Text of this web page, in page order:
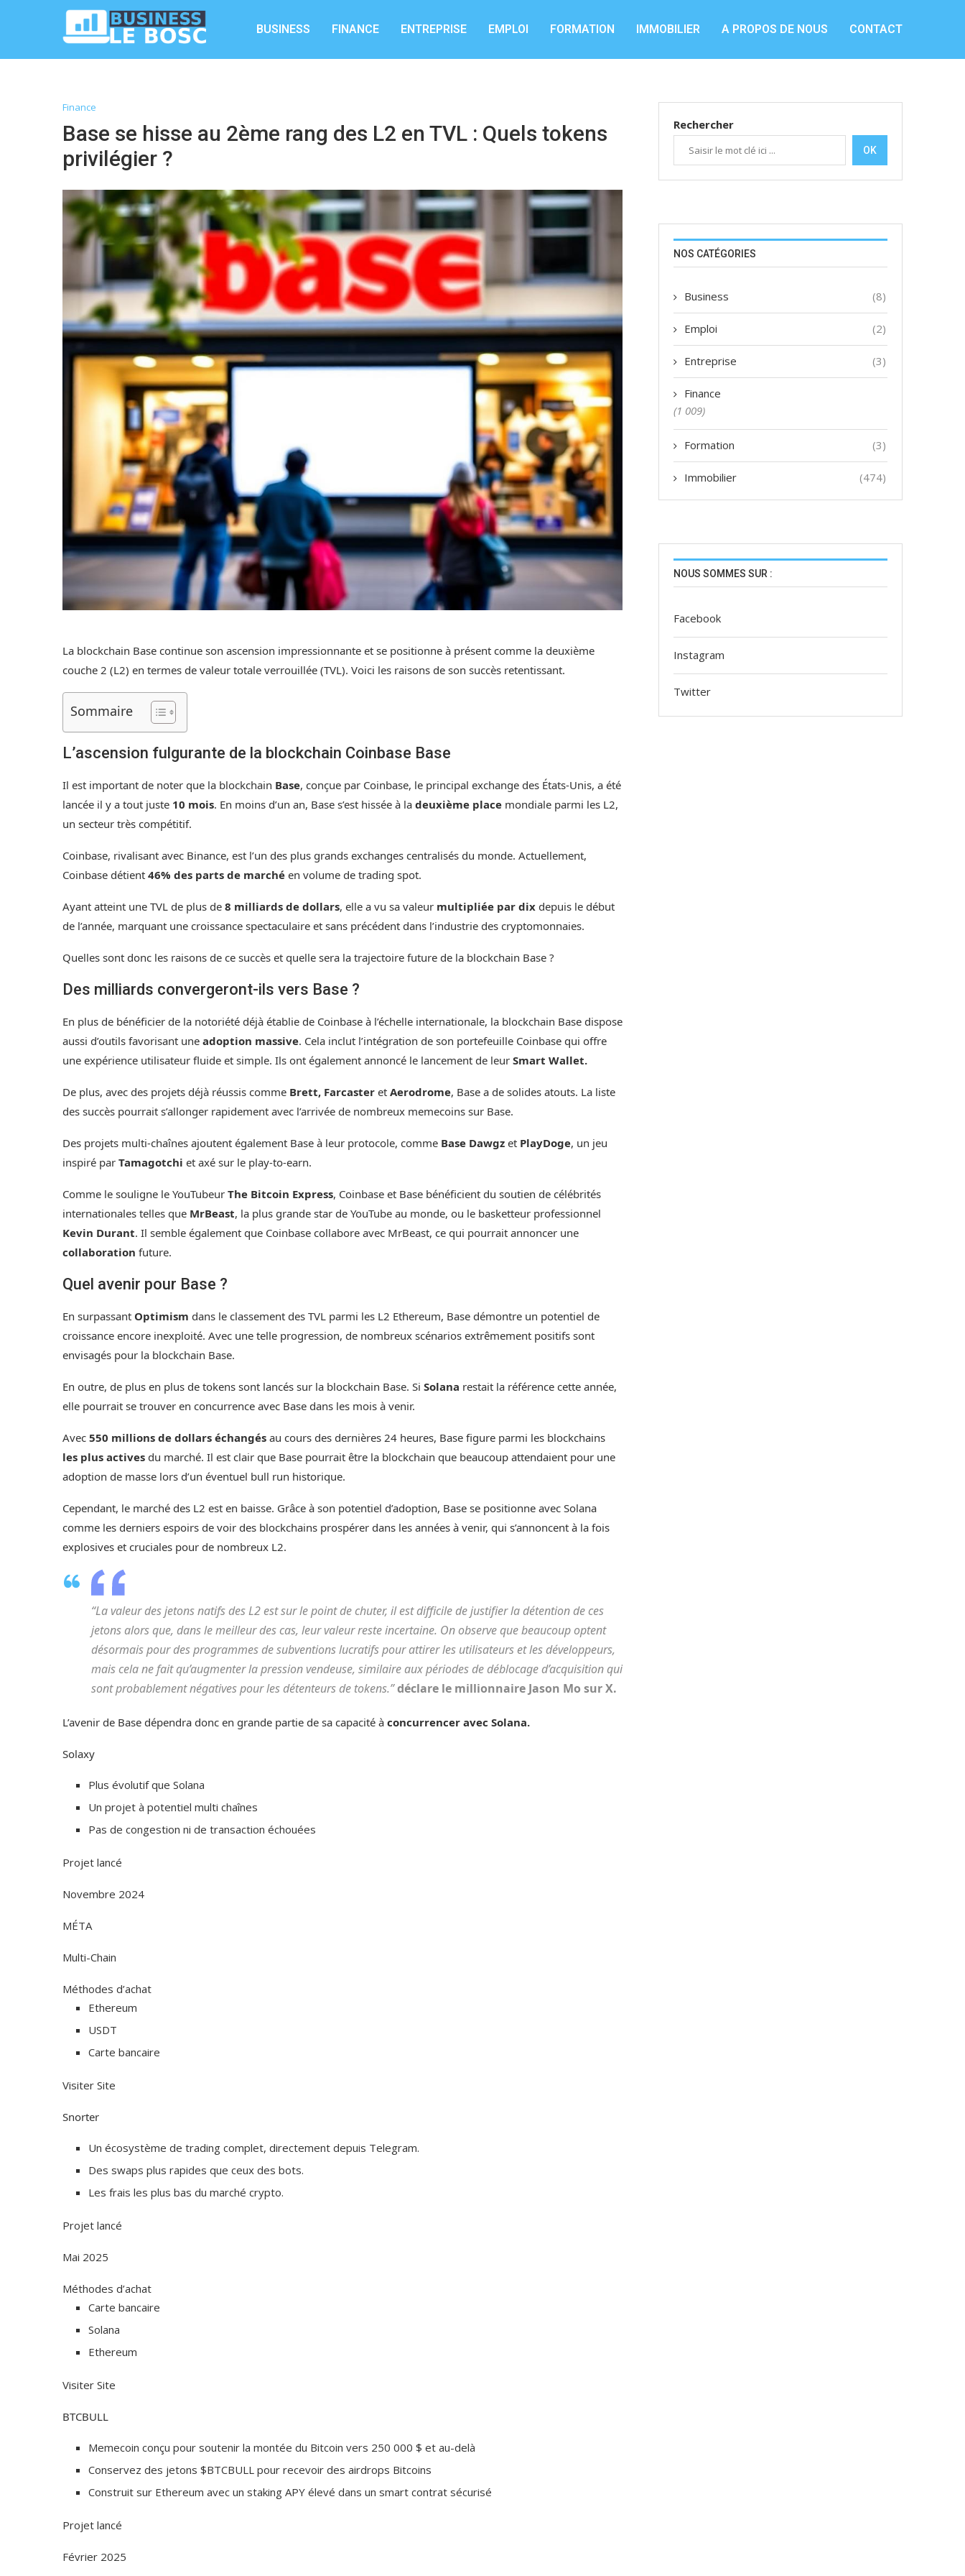
BUSINESS FINANCE ENTREPRISE EMPLOI FORMATION IMMOBILIER A PROPOS DE NOUS CONTACT
Finance
Base se hisse au 2ème rang des L2 en TVL : Quels tokens
privilégier ?
La blockchain Base continue son ascension impressionnante et se positionne à présent comme la deuxième
couche 2 (L2) en termes de valeur totale verrouillée (TVL). Voici les raisons de son succès retentissant.
Sommaire
L’ascension fulgurante de la blockchain Coinbase Base
Il est important de noter que la blockchain Base, conçue par Coinbase, le principal exchange des États-Unis, a été
lancée il y a tout juste 10 mois. En moins d’un an, Base s’est hissée à la deuxième place mondiale parmi les L2,
un secteur très compétitif.
Coinbase, rivalisant avec Binance, est l’un des plus grands exchanges centralisés du monde. Actuellement,
Coinbase détient 46% des parts de marché en volume de trading spot.
Ayant atteint une TVL de plus de 8 milliards de dollars, elle a vu sa valeur multipliée par dix depuis le début
de l’année, marquant une croissance spectaculaire et sans précédent dans l’industrie des cryptomonnaies.
Quelles sont donc les raisons de ce succès et quelle sera la trajectoire future de la blockchain Base ?
Des milliards convergeront-ils vers Base ?
En plus de bénéficier de la notoriété déjà établie de Coinbase à l’échelle internationale, la blockchain Base dispose
aussi d’outils favorisant une adoption massive. Cela inclut l’intégration de son portefeuille Coinbase qui offre
une expérience utilisateur fluide et simple. Ils ont également annoncé le lancement de leur Smart Wallet.
De plus, avec des projets déjà réussis comme Brett, Farcaster et Aerodrome, Base a de solides atouts. La liste
des succès pourrait s’allonger rapidement avec l’arrivée de nombreux memecoins sur Base.
Des projets multi-chaînes ajoutent également Base à leur protocole, comme Base Dawgz et PlayDoge, un jeu
inspiré par Tamagotchi et axé sur le play-to-earn.
Comme le souligne le YouTubeur The Bitcoin Express, Coinbase et Base bénéficient du soutien de célébrités
internationales telles que MrBeast, la plus grande star de YouTube au monde, ou le basketteur professionnel
Kevin Durant. Il semble également que Coinbase collabore avec MrBeast, ce qui pourrait annoncer une
collaboration future.
Quel avenir pour Base ?
En surpassant Optimism dans le classement des TVL parmi les L2 Ethereum, Base démontre un potentiel de
croissance encore inexploité. Avec une telle progression, de nombreux scénarios extrêmement positifs sont
envisagés pour la blockchain Base.
En outre, de plus en plus de tokens sont lancés sur la blockchain Base. Si Solana restait la référence cette année,
elle pourrait se trouver en concurrence avec Base dans les mois à venir.
Avec 550 millions de dollars échangés au cours des dernières 24 heures, Base figure parmi les blockchains
les plus actives du marché. Il est clair que Base pourrait être la blockchain que beaucoup attendaient pour une
adoption de masse lors d’un éventuel bull run historique.
Cependant, le marché des L2 est en baisse. Grâce à son potentiel d’adoption, Base se positionne avec Solana
comme les derniers espoirs de voir des blockchains prospérer dans les années à venir, qui s’annoncent à la fois
explosives et cruciales pour de nombreux L2.
“La valeur des jetons natifs des L2 est sur le point de chuter, il est difficile de justifier la détention de ces
jetons alors que, dans le meilleur des cas, leur valeur reste incertaine. On observe que beaucoup optent
désormais pour des programmes de subventions lucratifs pour attirer les utilisateurs et les développeurs,
mais cela ne fait qu’augmenter la pression vendeuse, similaire aux périodes de déblocage d’acquisition qui
sont probablement négatives pour les détenteurs de tokens.”déclare le millionnaire Jason Mo sur X.
L’avenir de Base dépendra donc en grande partie de sa capacité à concurrencer avec Solana.
Solaxy
Plus évolutif que Solana
Un projet à potentiel multi chaînes
Pas de congestion ni de transaction échouées
Projet lancé
Novembre 2024
MÉTA
Multi-Chain
Méthodes d’achat
Ethereum
USDT
Carte bancaire
Visiter Site
Snorter
Un écosystème de trading complet, directement depuis Telegram.
Des swaps plus rapides que ceux des bots.
Les frais les plus bas du marché crypto.
Projet lancé
Mai 2025
Méthodes d’achat
Carte bancaire
Solana
Ethereum
Visiter Site
BTCBULL
Memecoin conçu pour soutenir la montée du Bitcoin vers 250 000 $ et au-delà
Conservez des jetons $BTCBULL pour recevoir des airdrops Bitcoins
Construit sur Ethereum avec un staking APY élevé dans un smart contrat sécurisé
Projet lancé
Février 2025
Rechercher
OK
NOS CATÉGORIES
Business (8)
Emploi (2)
Entreprise (3)
Finance
(1 009)
Formation (3)
Immobilier (474)
NOUS SOMMES SUR :
Facebook
Instagram
Twitter